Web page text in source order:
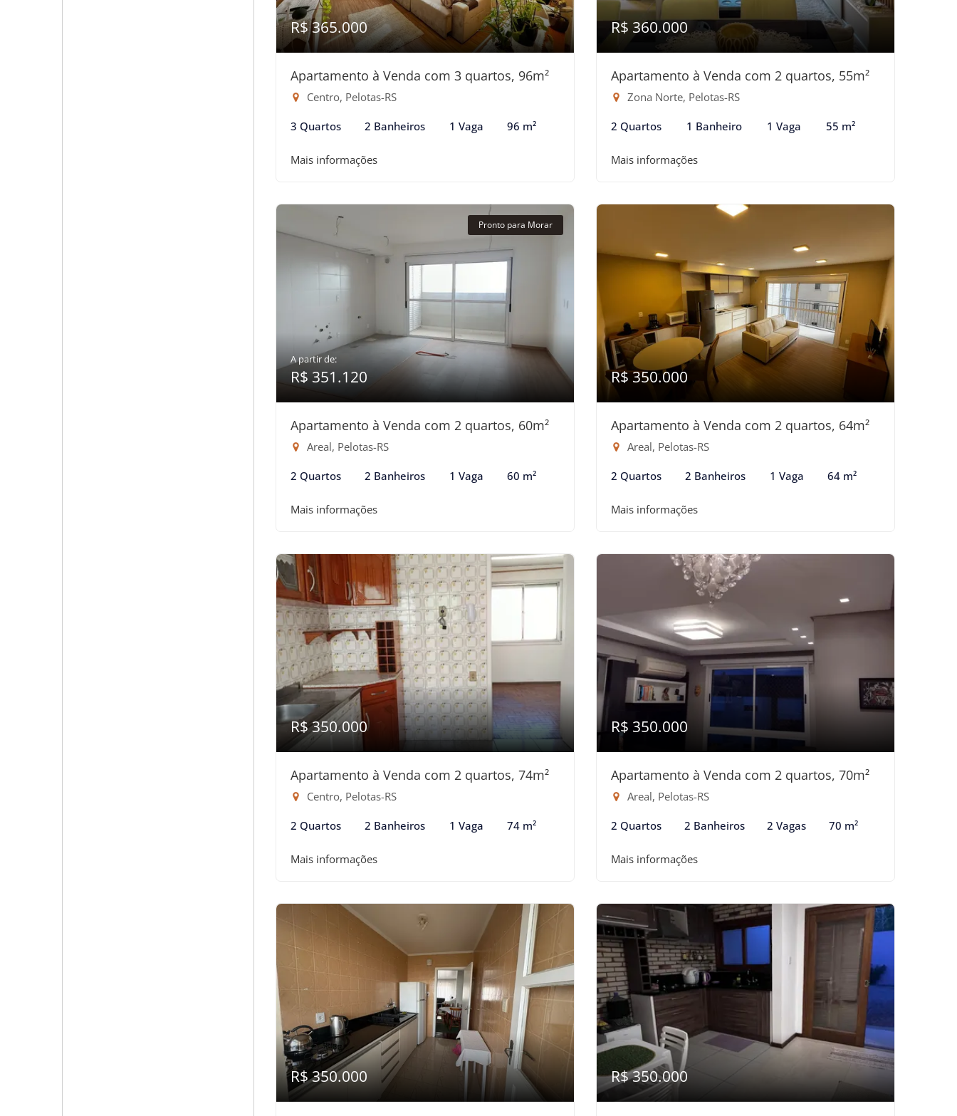
R$ 365.000
Apartamento à Venda com 3 quartos, 96m²
Centro, Pelotas-RS
3 Quartos 2 Banheiros 1 Vaga 96 m²
Mais informações
R$ 360.000
Apartamento à Venda com 2 quartos, 55m²
Zona Norte, Pelotas-RS
2 Quartos 1 Banheiro 1 Vaga 55 m²
Mais informações
Pronto para Morar
A partir de:
R$ 351.120
Apartamento à Venda com 2 quartos, 60m²
Areal, Pelotas-RS
2 Quartos 2 Banheiros 1 Vaga 60 m²
Mais informações
R$ 350.000
Apartamento à Venda com 2 quartos, 64m²
Areal, Pelotas-RS
2 Quartos 2 Banheiros 1 Vaga 64 m²
Mais informações
R$ 350.000
Apartamento à Venda com 2 quartos, 74m²
Centro, Pelotas-RS
2 Quartos 2 Banheiros 1 Vaga 74 m²
Mais informações
R$ 350.000
Apartamento à Venda com 2 quartos, 70m²
Areal, Pelotas-RS
2 Quartos 2 Banheiros 2 Vagas 70 m²
Mais informações
R$ 350.000 R$ 350.000